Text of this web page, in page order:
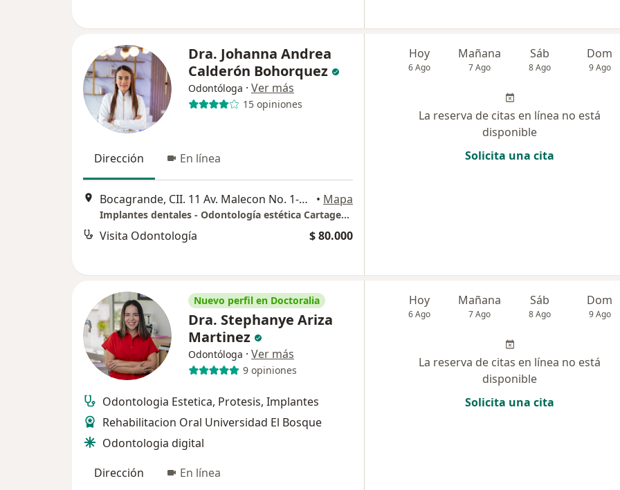
Dra. Johanna Andrea
Calderón Bohorquez
Odontóloga · Ver más
15 opiniones
Dirección En línea
Bocagrande, CII. 11 Av. Malecon No. 1-19 Edificio Pedro Heredia • Mapa
Implantes dentales - Odontología estética Cartagena Dra Johanna Calderón
Visita Odontología $ 80.000
Hoy
6 Ago
Mañana
7 Ago
Sáb
8 Ago
Dom
9 Ago
La reserva de citas en línea no está
disponible
Solicita una cita
Nuevo perfil en Doctoralia
Dra. Stephanye Ariza
Martinez
Odontóloga · Ver más
9 opiniones
Odontologia Estetica, Protesis, Implantes
Rehabilitacion Oral Universidad El Bosque
Odontologia digital
Dirección
En línea
Hoy
6 Ago
Mañana
7 Ago
Sáb
8 Ago
Dom
9 Ago
La reserva de citas en línea no está
disponible
Solicita una cita